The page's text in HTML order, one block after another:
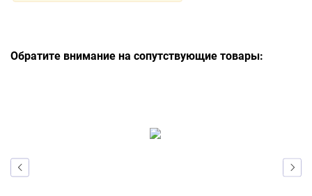
Обратите внимание на сопутствующие товары: